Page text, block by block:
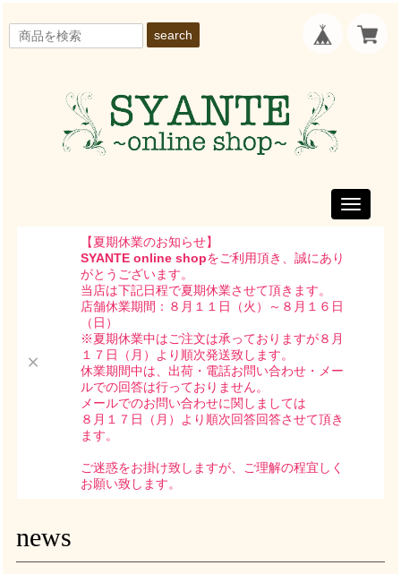
search
Toggle
【夏期休業のお知らせ】
SYANTE online shopをご利用頂き、誠にあり
がとうございます。
当店は下記日程で夏期休業させて頂きます。
店舗休業期間：８月１１日（火）～８月１６日
（日）
※夏期休業中はご注文は承っておりますが８月
１７日（月）より順次発送致します。
休業期間中は、出荷・電話お問い合わせ・メー
ルでの回答は行っておりません。
メールでのお問い合わせに関しましては
８月１７日（月）より順次回答回答させて頂き
ます。
ご迷惑をお掛け致しますが、ご理解の程宜しく
お願い致します。
news